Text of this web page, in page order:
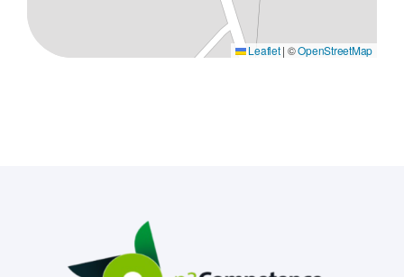
Leaflet | ©OpenStreetMap